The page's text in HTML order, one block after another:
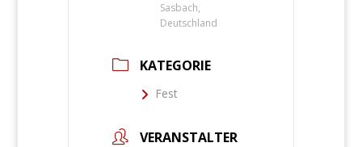
Sasbach,
Deutschland
KATEGORIE
Fest
VERANSTALTER